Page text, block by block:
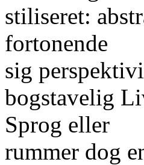
stiliseret:
fortonende
sig
bogstavelig
Sprog eller
rummer dog